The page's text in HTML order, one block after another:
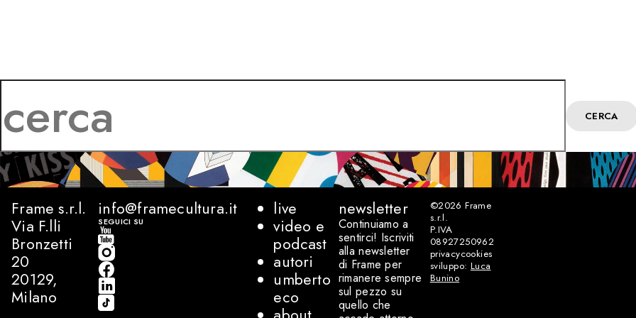
CERCA
Frame s.r.l.
Via F.lli
Bronzetti
20
20129,
Milano
info@framecultura.it
SEGUICI SU
live
video e
podcast
autori
umberto
eco
newsletter
Continuiamo a
sentirci! Iscriviti
alla newsletter
di Frame per
rimanere sempre
sul pezzo su
quello che
©2026Frame
s.r.l.
P.IVA
08927250962
privacycookies
sviluppo: Luca
Bunino